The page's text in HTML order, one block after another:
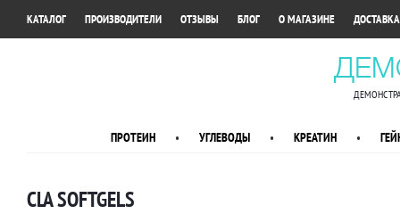
КАТАЛОГ ПРОИЗВОДИТЕЛИ ОТЗЫВЫ БЛОГ О МАГАЗИНЕ
ПРОТЕИН • УГЛЕВОДЫ • КРЕАТИН •
CLA SOFTGELS